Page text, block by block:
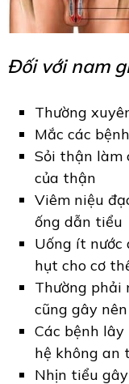
Đối với nam
Thường
Mắc các
Sỏi thận làm
của thận
Viêm niệu
ống dẫn tiểu
Uống ít
hụt cho cơ
Thường phải
cũng gây
Các bệnh
hệ không an
Nhịn tiểu